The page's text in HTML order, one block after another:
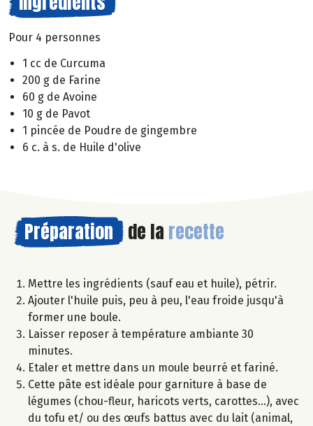
Pour 4 personnes
1 cc de Curcuma
200 g de Farine
60 g de Avoine
10 g de Pavot
1 pincée de Poudre de gingembre
6 c. à s. de Huile d'olive
Préparation de la recette
Mettre les ingrédients (sauf eau et huile), pétrir.
Ajouter l'huile puis, peu à peu, l'eau froide jusqu'à
former une boule.
Laisser reposer à température ambiante 30
minutes.
Etaler et mettre dans un moule beurré et fariné.
Cette pâte est idéale pour garniture à base de
légumes (chou-fleur, haricots verts, carottes...), avec
du tofu et/ ou des œufs battus avec du lait (animal,